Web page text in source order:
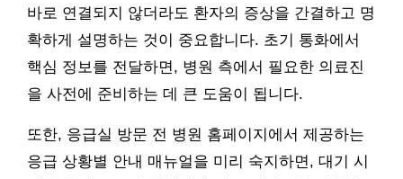
바로 연결되지 않더라도 환자의 증상을 간결하고 명
확하게 설명하는 것이 중요합니다. 초기 통화에서
핵심 정보를 전달하면, 병원 측에서 필요한 의료진
을 사전에 준비하는 데 큰 도움이 됩니다.
또한, 응급실 방문 전 병원 홈페이지에서 제공하는
응급 상황별 안내 매뉴얼을 미리 숙지하면, 대기 시